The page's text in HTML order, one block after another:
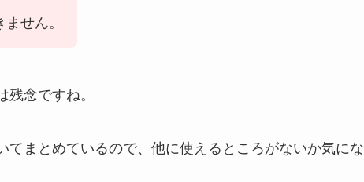
せん。
念ですね。
てまとめているので、他に使えるところがないか気にな